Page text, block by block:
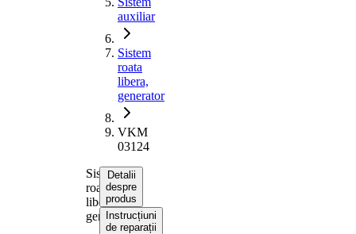
auxiliar
Sistem
roata
libera,
generator
VKM
03124
Sistem
roata
libera,
generator
Detalii
despre
produs
Instrucțiuni
de reparații